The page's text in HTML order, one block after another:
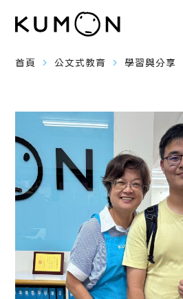
首頁 navigate_next 公文式教育 navigate_next 學習與分享